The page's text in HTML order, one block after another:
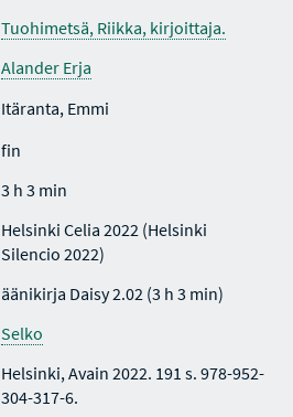
Tuohimetsä, Riikka, kirjoittaja.
Alander Erja
Itäranta, Emmi
fin
3 h 3 min
Helsinki Celia 2022 (Helsinki
Silencio 2022)
äänikirja Daisy 2.02 (3 h 3 min)
Selko
Helsinki, Avain 2022. 191 s. 978-952-
304-317-6.